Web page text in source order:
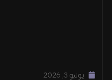
يونيو 3, 2026